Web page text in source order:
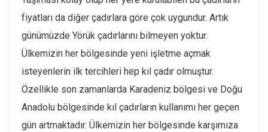
fiyatları da diğer çadırlara göre çok uygundur. Artık
günümüzde Yörük çadırlarını bilmeyen yoktur.
Ülkemizin her bölgesinde yeni işletme açmak
isteyenlerin ilk tercihleri hep kıl çadır olmuştur.
Özellikle son zamanlarda Karadeniz bölgesi ve Doğu
Anadolu bölgesinde kıl çadırların kullanımı her geçen
gün artmaktadır. Ülkemizin her bölgesinde karşımıza